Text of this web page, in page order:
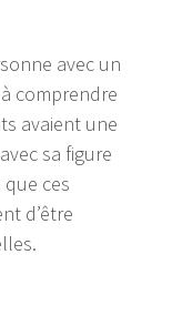
avec un
comprendre
avaient une
sa figure
que ces
d’être